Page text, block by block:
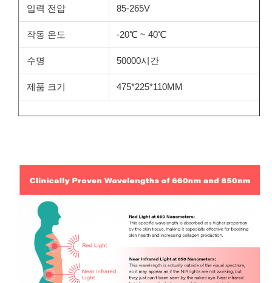
입력 전압 85-265V
작동 온도 -20℃ ~ 40℃
수명 50000시간
제품 크기 475*225*110MM